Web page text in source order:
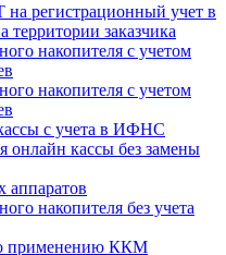
регистрационный учет в
заказчика
накопителя с учетом
накопителя с учетом
с учета в ИФНС
онлайн кассы без замены
аппаратов
накопителя без учета
применению ККМ